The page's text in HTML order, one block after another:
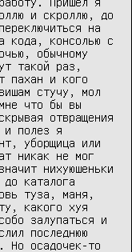
и скроллю, до
на
кода, консолью с
обычному
такой раз,
пахан и кого
стучу, мол
что бы вы
отвращения
и полез я
уборщица или
никак не мог
нихуюшеньки
каталога
туза, маня,
какого хуя
залупаться и
последнюю
Но осадочек-то